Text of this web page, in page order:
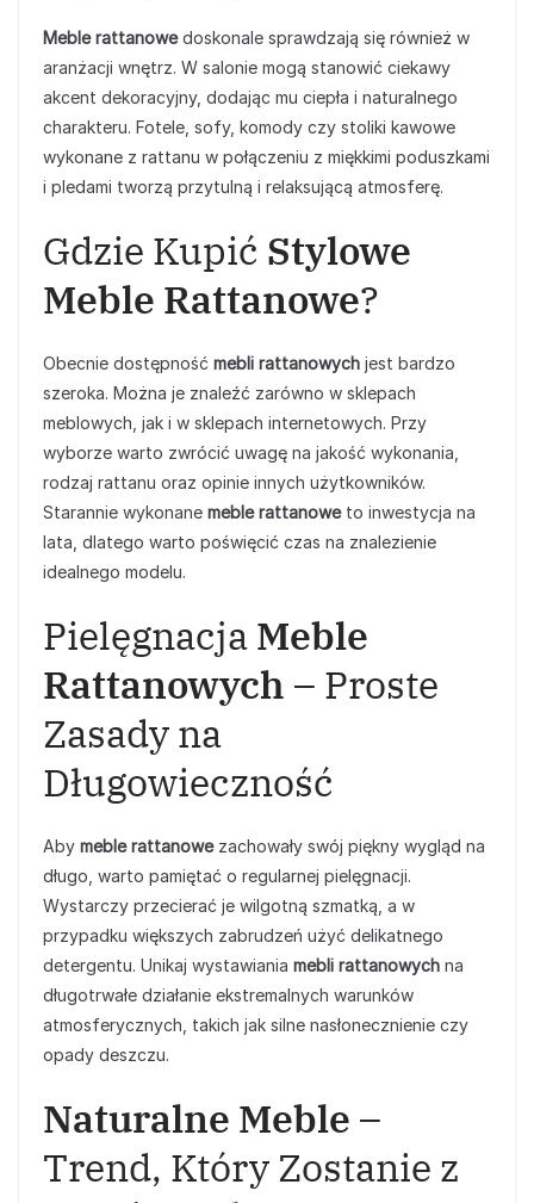
Meble rattanowedoskonale sprawdzają się również w
aranżacji wnętrz. W salonie mogą stanowić ciekawy
akcent dekoracyjny, dodając mu ciepła i naturalnego
charakteru. Fotele, sofy, komody czy stoliki kawowe
wykonane z rattanu w połączeniu z miękkimi poduszkami
i pledami tworzą przytulną i relaksującą atmosferę.
Gdzie Kupić Stylowe
Meble Rattanowe?
Obecnie dostępność mebli rattanowych jest bardzo
szeroka. Można je znaleźć zarówno w sklepach
meblowych, jak i w sklepach internetowych. Przy
wyborze warto zwrócić uwagę na jakość wykonania,
rodzaj rattanu oraz opinie innych użytkowników.
Starannie wykonane meble rattanoweto inwestycja na
lata, dlatego warto poświęcić czas na znalezienie
idealnego modelu.
PielęgnacjaMeble
Rattanowych – Proste
Zasady na
Długowieczność
Aby meble rattanowezachowały swój piękny wygląd na
długo, warto pamiętać o regularnej pielęgnacji.
Wystarczy przecierać je wilgotną szmatką, a w
przypadku większych zabrudzeń użyć delikatnego
detergentu. Unikaj wystawiania mebli rattanowych na
długotrwałe działanie ekstremalnych warunków
atmosferycznych, takich jak silne nasłonecznienie czy
opady deszczu.
Naturalne Meble –
Trend, Który Zostanie z